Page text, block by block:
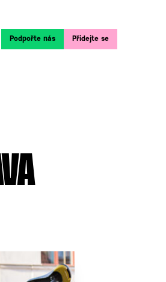
Podpořte nás Přidejte se